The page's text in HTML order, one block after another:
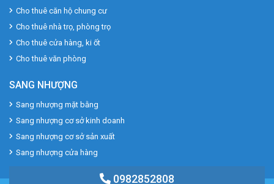
0982852808
Cho thuê căn hộ chung cư
Cho thuê nhà trọ, phòng trọ
Cho thuê cửa hàng, ki ốt
Cho thuê văn phòng
SANG NHƯỢNG
Sang nhượng mặt bằng
Sang nhượng cơ sở kinh doanh
Sang nhượng cơ sở sản xuất
Sang nhượng cửa hàng